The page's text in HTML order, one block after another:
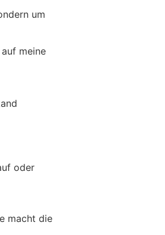
um
meine
oder
macht die